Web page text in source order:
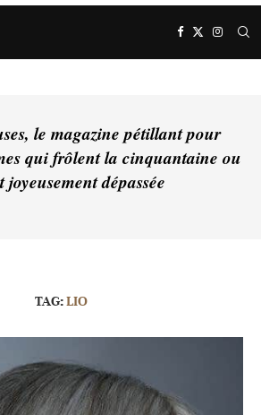
le magazine pétillant pour
qui frôlent la cinquantaine ou
dépassée
TAG:LIO